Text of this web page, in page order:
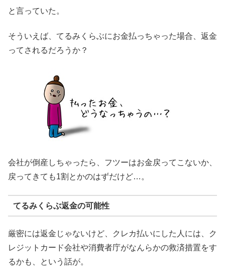
と言っていた。
そういえば、てるみくらぶにお金払っちゃった場合、返金
ってされるだろうか？
会社が倒産しちゃったら、フツーはお金戻ってこないか、
戻ってきても1割とかのはずだけど…。
てるみくらぶ返金の可能性
厳密には返金じゃないけど、クレカ払いにした人には、ク
レジットカード会社や消費者庁がなんらかの救済措置をす
るかも、という話が。